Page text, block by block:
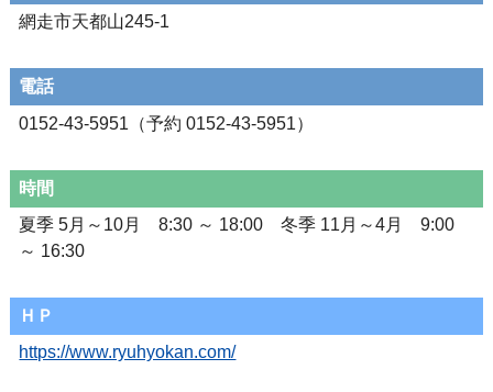
網走市天都山245-1
電話
0152-43-5951（予約 0152-43-5951）
時間
夏季 5月～10月 8:30 ～ 18:00 冬季 11月～4月 9:00
～ 16:30
ＨＰ
https://www.ryuhyokan.com/